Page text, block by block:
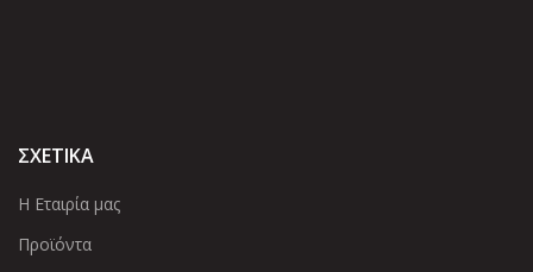
ΣΧΕΤΙΚΑ
Η Εταιρία μας
Προϊόντα